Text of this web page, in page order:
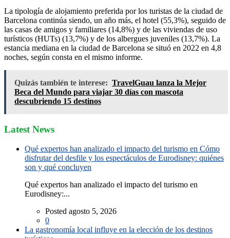
La tipología de alojamiento preferida por los turistas de la ciudad de
Barcelona continúa siendo, un año más, el hotel (55,3%), seguido de
las casas de amigos y familiares (14,8%) y de las viviendas de uso
turísticos (HUTs) (13,7%) y de los albergues juveniles (13,7%). La
estancia mediana en la ciudad de Barcelona se situó en 2022 en 4,8
noches, según consta en el mismo informe.
Quizás también te interese: TravelGuau lanza la Mejor
Beca del Mundo para viajar 30 días con mascota
descubriendo 15 destinos
Latest News
Qué expertos han analizado el impacto del turismo en Cómo
disfrutar del desfile y los espectáculos de Eurodisney: quiénes
son y qué concluyen
Qué expertos han analizado el impacto del turismo en
Eurodisney:...
Posted agosto 5, 2026
0
La gastronomía local influye en la elección de los destinos